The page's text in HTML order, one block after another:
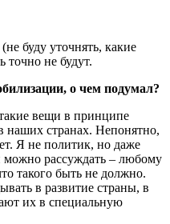
буду уточнять, какие
точно не будут.
о чем подумал?
вещи в принципе
наших странах. Непонятно,
Я не политик, но даже
можно рассуждать – любому
такого быть не должно.
в развитие страны, в
их в специальную